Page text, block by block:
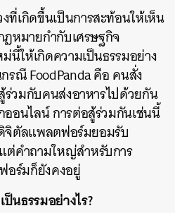
ที่เกิดขึ้นเป็นการสะท้อนให้เห็น
หมายกำกับเศรษฐกิจ
ให้เกิดความเป็นธรรมอย่าง
รณีFoodPandaคือคนสั่ง
วมกับคนส่งอาหารไปด้วยกัน
ออนไลน์การต่อสู้ร่วมกันเช่นนี้
จิตัลแพลตฟอร์มยอมรับ
แต่คำถามใหญ่สำหรับการ
ร์มก็ยังคงอยู่
นธรรมอย่างไร?